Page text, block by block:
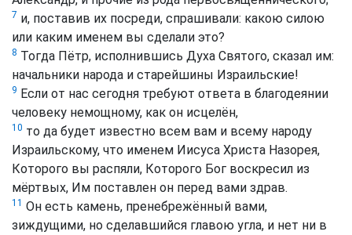
7 и, поставив их посреди, спрашивали: какою силою
или каким именем вы сделали это?
8 Тогда Пётр, исполнившись Духа Святого, сказал им:
начальники народа и старейшины Израильские!
9 Если от нас сегодня требуют ответа в благодеянии
человеку немощному, как он исцелён,
10 то да будет известно всем вам и всему народу
Израильскому, что именем Иисуса Христа Назорея,
Которого вы распяли, Которого Бог воскресил из
мёртвых, Им поставлен он перед вами здрав.
11 Он есть камень, пренебрежённый вами,
зиждущими, но сделавшийся главою угла, и нет ни в